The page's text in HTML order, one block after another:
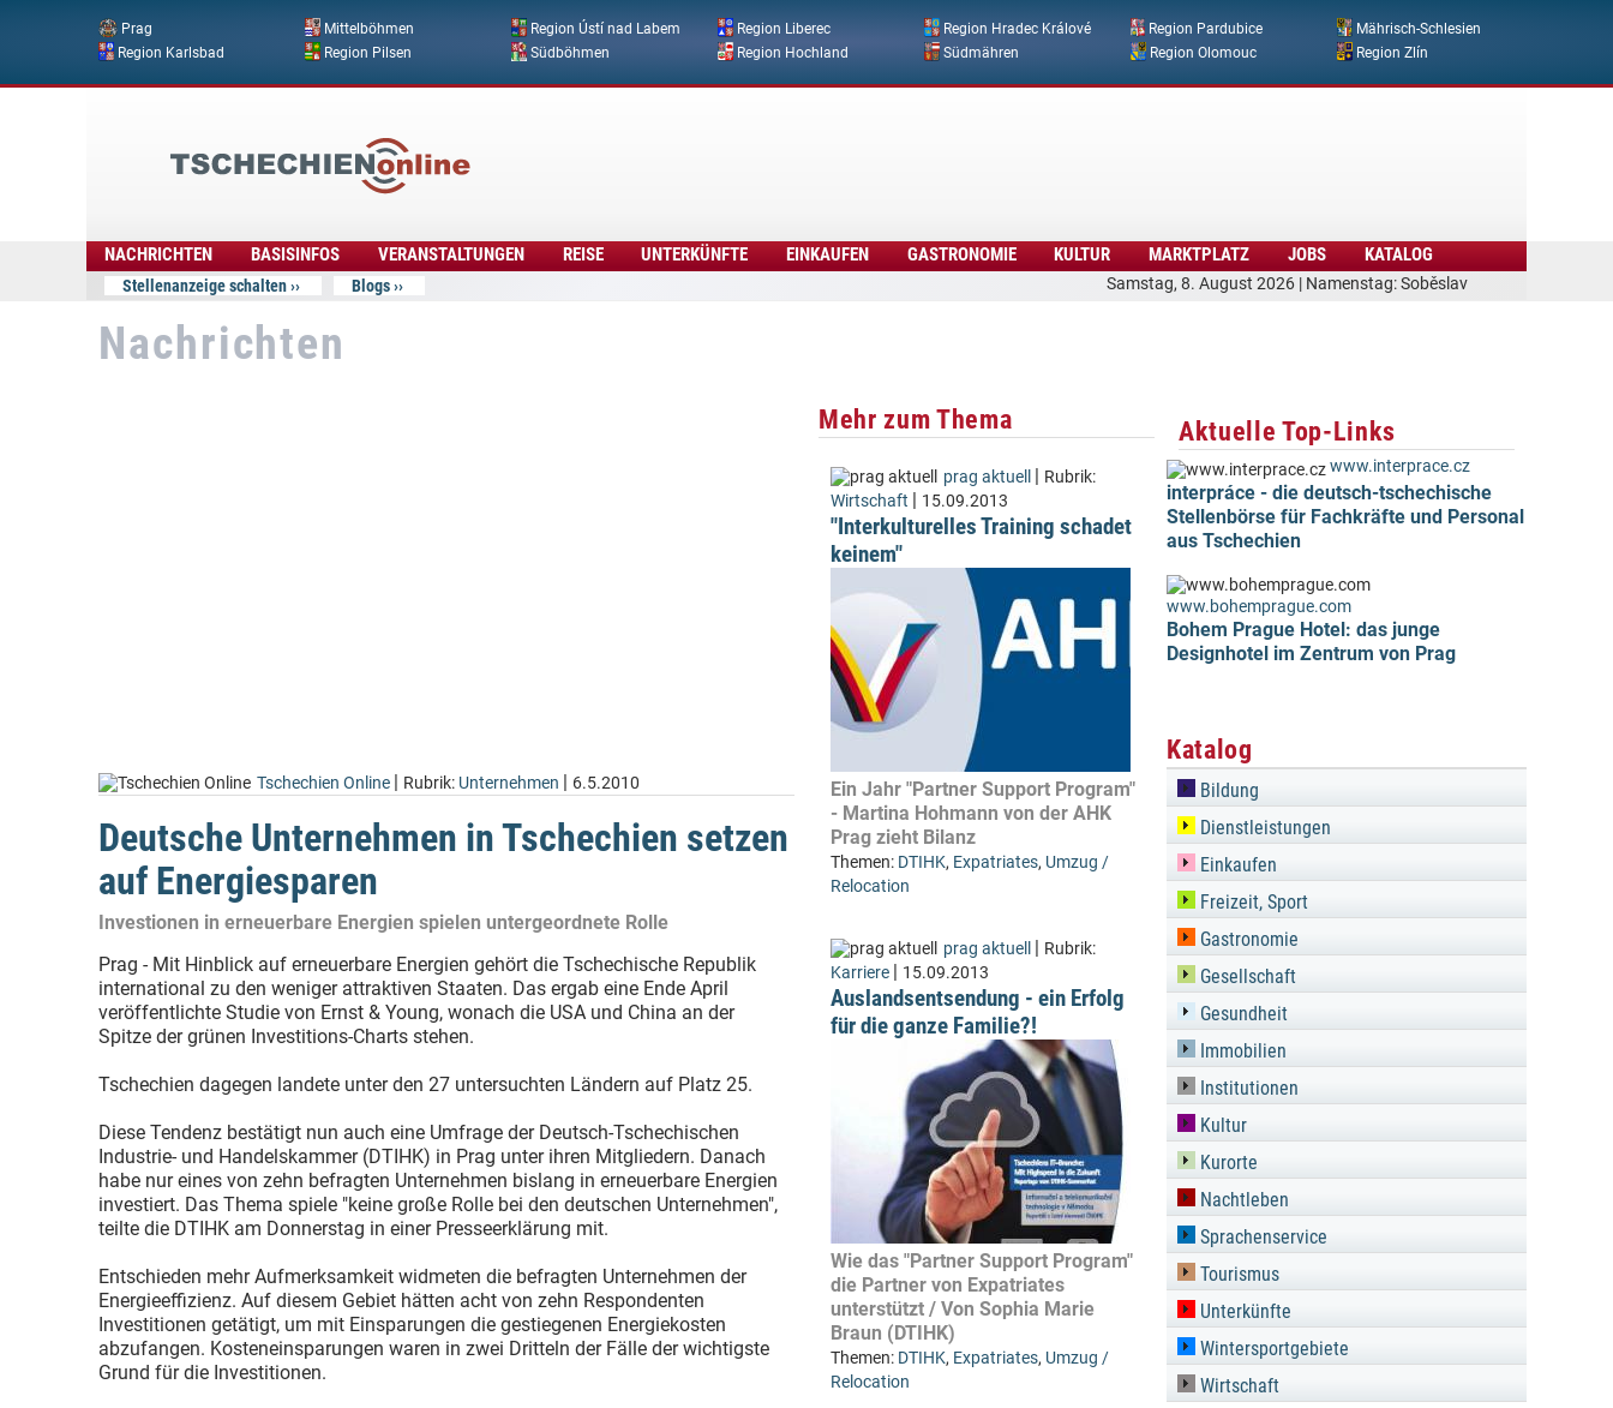
Direkt zum Inhalt
Prag Mittelböhmen Region Ústí nad Labem Region Liberec Region Hradec Králové Region Pardubice
Mährisch-Schlesien
Region Karlsbad
Region Pilsen Südböhmen Region Hochland Südmähren Region Olomouc Region Zlín
Samstag, 8. August 2026 | Namenstag: Soběslav
Online
NACHRICHTEN BASISINFOS VERANSTALTUNGEN REISE UNTERKÜNFTE EINKAUFEN GASTRONOMIE KULTUR MARKTPLATZ JOBS KATALOG
Stellenanzeige schalten Blogs
Nachrichten
Tschechien Online | Rubrik: Unternehmen | 6.5.2010
Deutsche Unternehmen in Tschechien setzen
auf Energiesparen
Investionen in erneuerbare Energien spielen untergeordnete Rolle
Prag - Mit Hinblick auf erneuerbare Energien gehört die Tschechische Republik
international zu den weniger attraktiven Staaten. Das ergab eine Ende April
veröffentlichte Studie von Ernst & Young, wonach die USA und China an der
Spitze der grünen Investitions-Charts stehen.
Tschechien dagegen landete unter den 27 untersuchten Ländern auf Platz 25.
Diese Tendenz bestätigt nun auch eine Umfrage der Deutsch-Tschechischen
Industrie- und Handelskammer (DTIHK) in Prag unter ihren Mitgliedern. Danach
habe nur eines von zehn befragten Unternehmen bislang in erneuerbare Energien
investiert. Das Thema spiele "keine große Rolle bei den deutschen Unternehmen",
teilte die DTIHK am Donnerstag in einer Presseerklärung mit.
Entschieden mehr Aufmerksamkeit widmeten die befragten Unternehmen der
Energieeffizienz. Auf diesem Gebiet hätten acht von zehn Respondenten
Investitionen getätigt, um mit Einsparungen die gestiegenen Energiekosten
abzufangen. Kosteneinsparungen waren in zwei Dritteln der Fälle der wichtigste
Grund für die Investitionen.
Mehr zum Thema
prag aktuell | Rubrik:
Wirtschaft | 15.09.2013
"Interkulturelles Training schadet
keinem"
Ein Jahr "Partner Support Program"
- Martina Hohmann von der AHK
Prag zieht Bilanz
Themen: DTIHK, Expatriates, Umzug /
Relocation
prag aktuell | Rubrik:
Karriere | 15.09.2013
Auslandsentsendung - ein Erfolg
für die ganze Familie?!
Wie das "Partner Support Program"
die Partner von Expatriates
unterstützt / Von Sophia Marie
Braun (DTIHK)
Themen: DTIHK, Expatriates, Umzug /
Relocation
Aktuelle Top-Links
www.interprace.cz
interpráce - die deutsch-tschechische
Stellenbörse für Fachkräfte und Personal
aus Tschechien
www.bohemprague.com
Bohem Prague Hotel: das junge
Designhotel im Zentrum von Prag
Katalog
Bildung
Dienstleistungen
Einkaufen
Freizeit, Sport
Gastronomie
Gesellschaft
Gesundheit
Immobilien
Institutionen
Kultur
Kurorte
Nachtleben
Sprachenservice
Tourismus
Unterkünfte
Wintersportgebiete
Wirtschaft